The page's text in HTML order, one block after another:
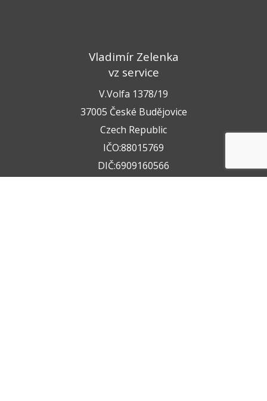
Vladimír Zelenka
vz service
V.Volfa 1378/19
37005 České Budějovice
Czech Republic
IČO:88015769
DIČ:6909160566